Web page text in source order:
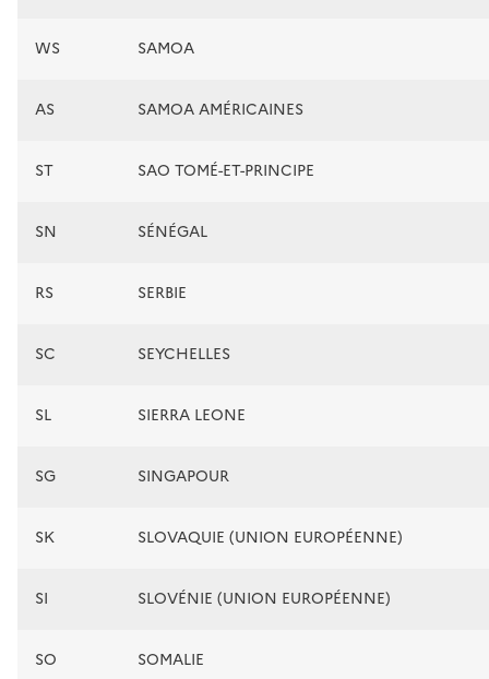
WS SAMOA
AS SAMOA AMÉRICAINES
ST SAO TOMÉ-ET-PRINCIPE
SN SÉNÉGAL
RS SERBIE
SC SEYCHELLES
SL SIERRA LEONE
SG SINGAPOUR
SK SLOVAQUIE (UNION EUROPÉENNE)
SI SLOVÉNIE (UNION EUROPÉENNE)
SO SOMALIE